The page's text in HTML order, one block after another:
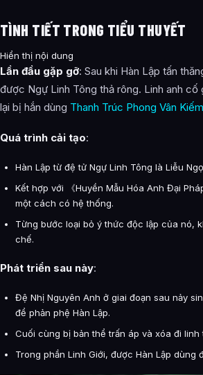
TÌNH TIẾT TRONG TIỂU THUYẾT
Hiển thị nội dung
Lần đầu gặp gỡ: Sau khi Hàn Lập tấn
được Ngự Linh Tông thả rông. Linh anh
lại bị hắn dùng Thanh Trúc Phong Vân Kiếm
Quá trình cải tạo:
Hàn Lập từ đệ tử Ngự Linh Tông là Liễu
Kết hợp với 《Huyền Mẫu Hóa Anh Đại
một cách có hệ thống.
Từng bước loại bỏ ý thức độc lập của nó,
chế.
Phát triển sau này:
Đệ Nhị Nguyên Anh ở giai đoạn sau nảy
để phản phệ Hàn Lập.
Cuối cùng bị bản thể trấn áp và xóa đi linh
Trong phần Linh Giới, được Hàn Lập dùng